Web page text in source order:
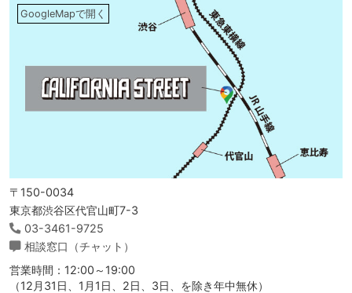
GoogleMapで開く
〒150-0034
東京都渋谷区代官山町7-3
03-3461-9725
相談窓口（チャット）
営業時間：12:00～19:00
（12月31日、1月1日、2日、3日、を除き年中無休）